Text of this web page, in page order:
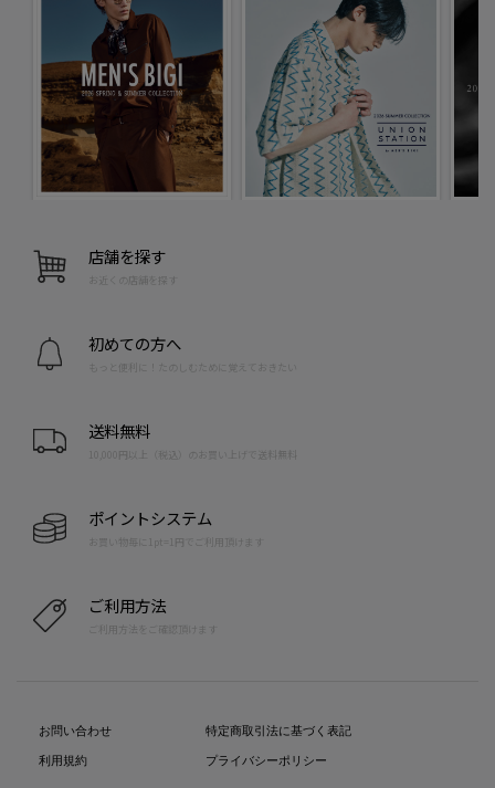
店舗を探す
お近くの店舗を探す
初めての方へ
もっと便利に！たのしむために覚えておきたい
送料無料
10,000円以上（税込）のお買い上げで送料無料
ポイントシステム
お買い物毎に1pt=1円でご利用頂けます
ご利用方法
ご利用方法をご確認頂けます
お問い合わせ
利用規約
特定商取引法に基づく表記
プライバシーポリシー